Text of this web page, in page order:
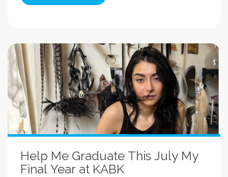
Help Me Graduate This July My
Final Year at KABK